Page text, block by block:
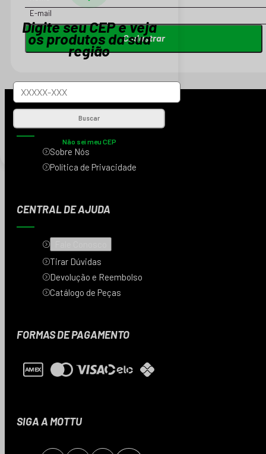
Cadastrar
INSTITUCIONAL
Sobre Nós
Política de Privacidade
CENTRAL DE AJUDA
Tirar Dúvidas
Devolução e Reembolso
Catálogo de Peças
FORMAS DE PAGAMENTO
SIGA A MOTTU
Digite seu CEP e veja
os produtos da sua
região
Buscar
Não sei meu CEP